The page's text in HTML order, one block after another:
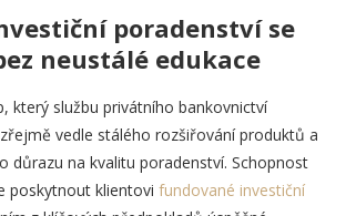
poradenství se
neustálé edukace
který službu privátního bankovnictví
vedle stálého rozšiřování produktů a
důrazu na kvalitu poradenství. Schopnost
poskytnout klientovi fundované investiční